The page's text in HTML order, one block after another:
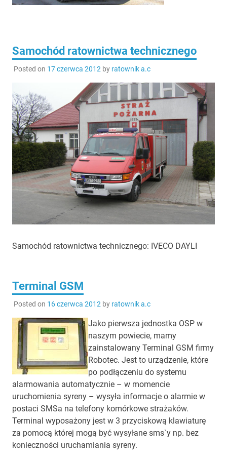
Samochód ratownictwa technicznego
Posted on 17 czerwca 2012 by ratownik a.c
Samochód ratownictwa technicznego: IVECO DAYLI
Terminal GSM
Posted on 16 czerwca 2012 by ratownik a.c
Jako pierwsza jednostka OSP w
naszym powiecie, mamy
zainstalowany Terminal GSM firmy
Robotec. Jest to urządzenie, które
po podłączeniu do systemu
alarmowania automatycznie – w momencie
uruchomienia syreny – wysyła informacje o alarmie w
postaci SMSa na telefony komórkowe strażaków.
Terminal wyposażony jest w 3 przyciskową klawiaturę
za pomocą której mogą być wysyłane sms`y np. bez
konieczności uruchamiania syreny.